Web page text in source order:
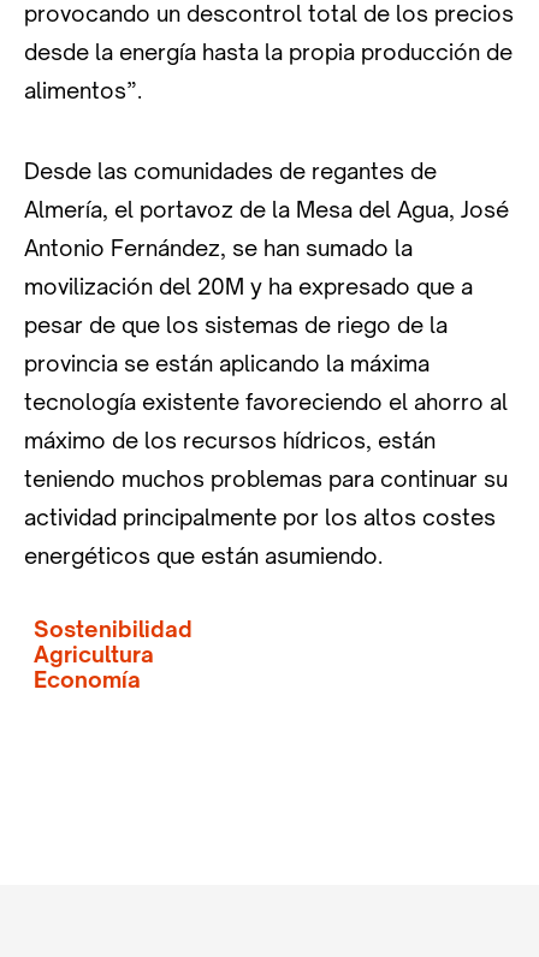
provocando un descontrol total de los precios
desde la energía hasta la propia producción de
alimentos”.
Desde las comunidades de regantes de
Almería, el portavoz de la Mesa del Agua, José
Antonio Fernández, se han sumado la
movilización del 20M y ha expresado que a
pesar de que los sistemas de riego de la
provincia se están aplicando la máxima
tecnología existente favoreciendo el ahorro al
máximo de los recursos hídricos, están
teniendo muchos problemas para continuar su
actividad principalmente por los altos costes
energéticos que están asumiendo.
Sostenibilidad
Agricultura
Economía